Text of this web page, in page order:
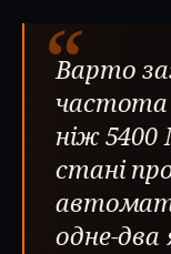
“
Варто
частота
ніж
стані
одне-два